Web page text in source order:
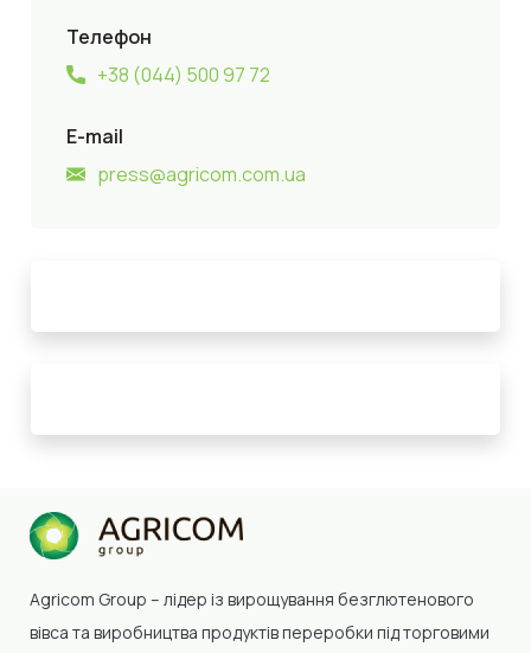
Телефон
+38 (044) 500 97 72
E-mail
press@agricom.com.ua
Agricom Group – лідер із вирощування безглютенового
вівса та виробництва продуктів переробки під торговими